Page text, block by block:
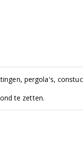
pergola's,
te zetten.